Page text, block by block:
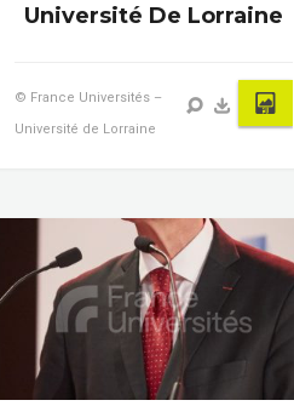
Université De Lorraine
© France Universités –
Université de Lorraine